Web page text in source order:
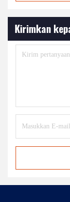
Kirimkan